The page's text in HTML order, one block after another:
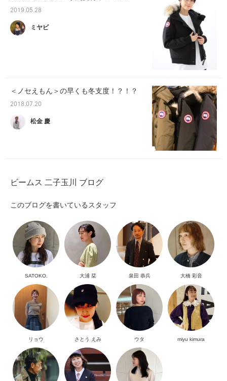
2019.05.28
ミヤビ
＜ノセえもん＞の早くも冬支度！？！？
2018.07.20
松金 慶
ビームス 二子玉川 ブログ
このブログを書いているスタッフ
SATOKO. 大浦 栞 泉田 恭兵 大橋 彩音
リョウ さとう えみ ウタ miyu kimura